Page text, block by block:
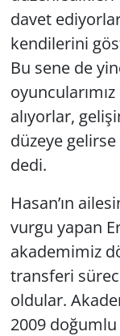
davet
kendilerini
Bu sene de
alıyorlar,
düzeye
dedi.
Hasan’ın
vurgu yapan
akademimiz
transferi
oldular.
2009 doğumlu